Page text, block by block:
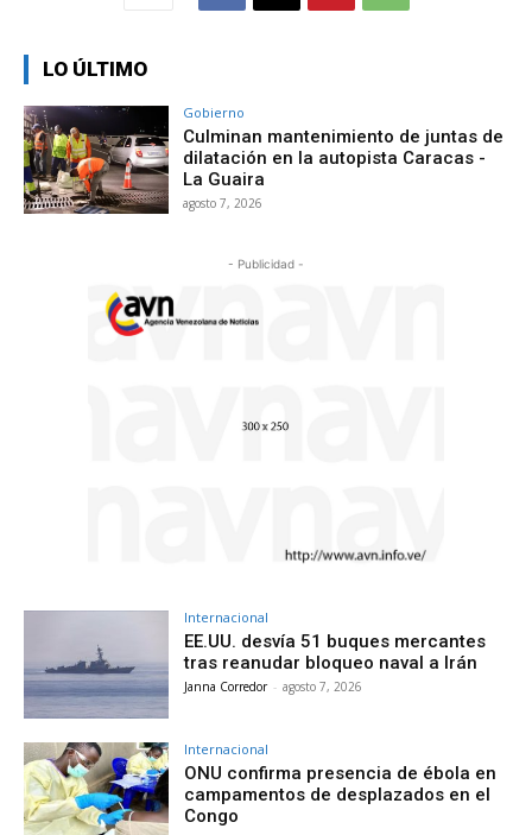
LO ÚLTIMO
Gobierno
Culminan mantenimiento de juntas de
dilatación en la autopista Caracas -
La Guaira
agosto 7, 2026
- Publicidad -
Internacional
EE.UU. desvía 51 buques mercantes
tras reanudar bloqueo naval a Irán
Janna Corredor - agosto 7, 2026
Internacional
ONU confirma presencia de ébola en
campamentos de desplazados en el
Congo